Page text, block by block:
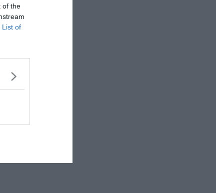
of the
List of